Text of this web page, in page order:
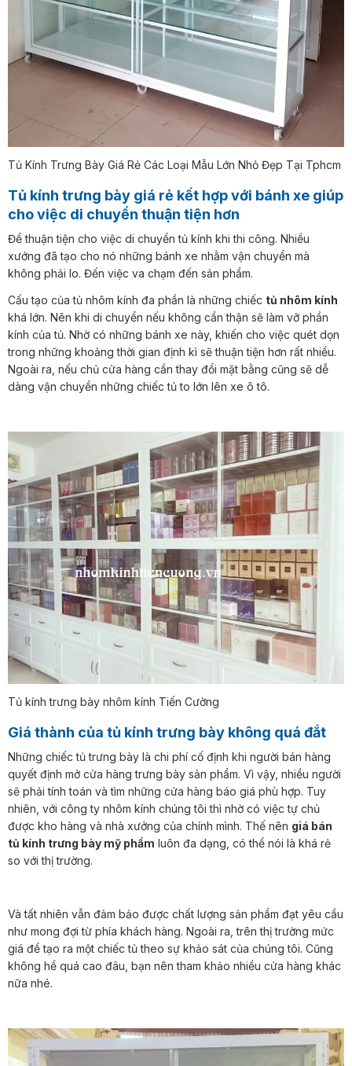
Tủ Kính Trưng Bày Giá Rẻ Các Loại Mẫu Lớn Nhỏ Đẹp Tại Tphcm
Tủ kính trưng bày giá rẻ kết hợp với bánh xe giúp
cho việc di chuyển thuận tiện hơn
Để thuận tiện cho việc di chuyển tủ kính khi thi công. Nhiều
xưởng đã tạo cho nó những bánh xe nhằm vận chuyển mà
không phải lo. Đến việc va chạm đến sản phẩm.
Cấu tạo của tủ nhôm kính đa phần là những chiếc tủ nhôm kính
khá lớn. Nên khi di chuyển nếu không cẩn thận sẽ làm vỡ phần
kính của tủ. Nhờ có những bánh xe này, khiến cho việc quét dọn
trong những khoảng thời gian định kì sẽ thuận tiện hơn rất nhiều.
Ngoài ra, nếu chủ cửa hàng cần thay đổi mặt bằng cũng sẽ dễ
dàng vận chuyển những chiếc tủ to lớn lên xe ô tô.
Tủ kính trưng bày nhôm kính Tiến Cường
Giá thành của tủ kính trưng bày không quá đắt
Những chiếc tủ trưng bày là chi phí cố định khi người bán hàng
quyết định mở cửa hàng trưng bày sản phẩm. Vì vậy, nhiều người
sẽ phải tính toán và tìm những cửa hàng báo giá phù hợp. Tuy
nhiên, với công ty nhôm kính chúng tôi thì nhờ có việc tự chủ
được kho hàng và nhà xưởng của chính mình. Thế nên giá bán
tủ kính trưng bày mỹ phẩm luôn đa dạng, có thể nói là khá rẻ
so với thị trường.
Và tất nhiên vẫn đảm bảo được chất lượng sản phẩm đạt yêu cầu
như mong đợi từ phía khách hàng. Ngoài ra, trên thị trường mức
giá để tạo ra một chiếc tủ theo sự khảo sát của chúng tôi. Cũng
không hề quá cao đâu, bạn nên tham khảo nhiều cửa hàng khác
nữa nhé.